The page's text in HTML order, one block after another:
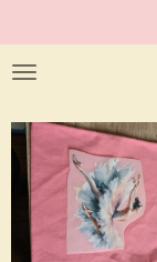
au
contenu